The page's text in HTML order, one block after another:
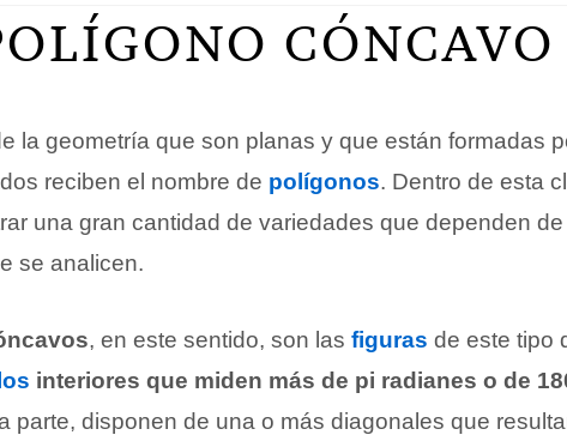
CÓNCAVO
la geometría que son planas y que están formadas
reciben el nombre de polígonos. Dentro de esta
una gran cantidad de variedades que dependen de
se analicen.
, en este sentido, son las figuras de este tipo
interiores que miden más de pi radianes o de
parte, disponen de una o más diagonales que